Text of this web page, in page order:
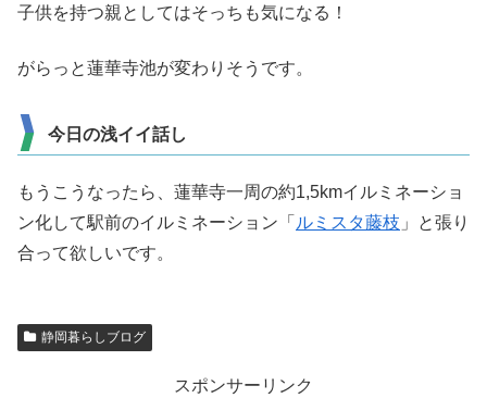
子供を持つ親としてはそっちも気になる！
がらっと蓮華寺池が変わりそうです。
今日の浅イイ話し
もうこうなったら、蓮華寺一周の約1,5kmイルミネーショ
ン化して駅前のイルミネーション「 ルミスタ藤枝 」と張り
合って欲しいです。
静岡暮らしブログ
スポンサーリンク